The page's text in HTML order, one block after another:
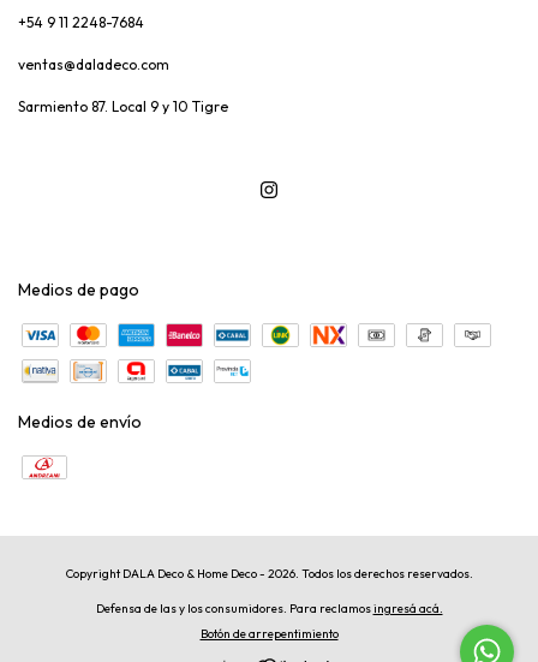
+54 9 11 2248-7684
ventas@daladeco.com
Sarmiento 87. Local 9 y 10 Tigre
Medios de pago
Medios de envío
Copyright DALA Deco & Home Deco - 2026. Todos los derechos reservados.
Defensa de las y los consumidores. Para reclamosingresá acá.
Botón de arrepentimiento